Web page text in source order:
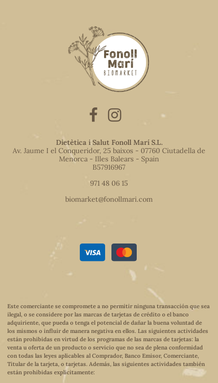
Dietètica i Salut Fonoll Marí S.L.
Av. Jaume I el Conqueridor, 25 baixos - 07760 Ciutadella de
Menorca - Illes Balears - Spain
B57916967
971 48 06 15
biomarket@fonollmari.com
Este comerciante se compromete a no permitir ninguna transacción que sea
ilegal, o se considere por las marcas de tarjetas de crédito o el banco
adquiriente, que pueda o tenga el potencial de dañar la buena voluntad de
los mismos o influir de manera negativa en ellos. Las siguientes actividades
están prohibidas en virtud de los programas de las marcas de tarjetas: la
venta u oferta de un producto o servicio que no sea de plena conformidad
con todas las leyes aplicables al Comprador, Banco Emisor, Comerciante,
Titular de la tarjeta, o tarjetas. Además, las siguientes actividades también
están prohibidas explícitamente: